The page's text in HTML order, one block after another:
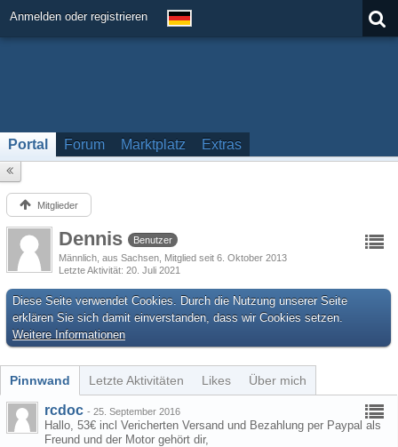
Anmelden oder registrieren
Portal Forum Marktplatz Extras
Mitglieder
Dennis
Benutzer
Männlich aus Sachsen Mitglied seit 6. Oktober 2013
Letzte Aktivität 20. Juli 2021
Diese Seite verwendet Cookies. Durch die Nutzung unserer Seite
erklären Sie sich damit einverstanden, dass wir Cookies setzen.
Weitere Informationen
Pinnwand Letzte Aktivitäten Likes Über mich
rcdoc - 25. September 2016
Hallo, 53€ incl Vericherten Versand und Bezahlung per Paypal als
Freund und der Motor gehört dir,